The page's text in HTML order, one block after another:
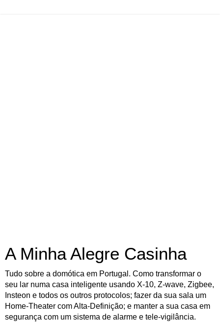
A Minha Alegre Casinha
Tudo sobre a domótica em Portugal. Como transformar o
seu lar numa casa inteligente usando X-10, Z-wave, Zigbee,
Insteon e todos os outros protocolos; fazer da sua sala um
Home-Theater com Alta-Definição; e manter a sua casa em
segurança com um sistema de alarme e tele-vigilância.